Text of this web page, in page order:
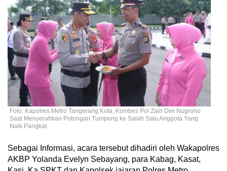
Foto: Kapolres Metro Tangerang Kota, Kombes Pol Zain Dwi Nugroho
Saat Menyerahkan Potongan Tumpeng ke Salah Satu Anggota Yang
Naik Pangkat.
Sebagai Informasi, acara tersebut dihadiri oleh Wakapolres
AKBP Yolanda Evelyn Sebayang, para Kabag, Kasat,